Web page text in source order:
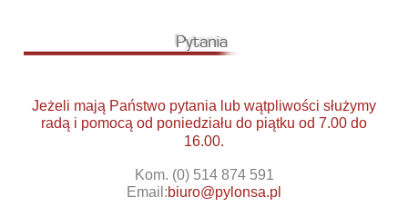
Jeżeli mają Państwo pytania lub wątpliwości służymy
radą i pomocą od poniedziału do piątku od 7.00 do
16.00.
Kom. (0) 514 874 591
Email:biuro@pylonsa.pl